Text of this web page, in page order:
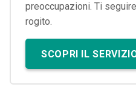
preoccupazioni. Ti
rogito.
SCOPRI IL